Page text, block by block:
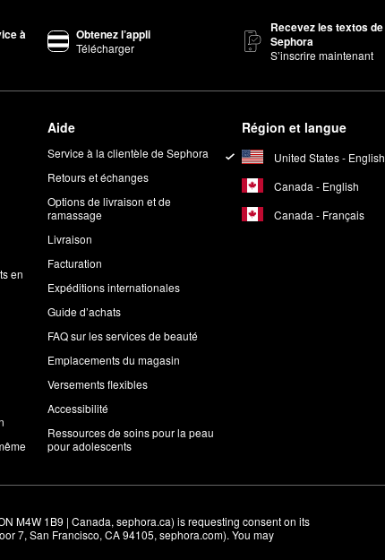
à
Obtenez l’appli
Télécharger
Recevez les textos de
Sephora
S’inscrire maintenant
en
Aide
Service à la clientèle de Sephora
Retours et échanges
Options de livraison et de
ramassage
Livraison
Facturation
Expéditions internationales
Guide d’achats
FAQ sur les services de beauté
Emplacements du magasin
Versements flexibles
Accessibilité
Ressources de soins pour la peau
pour adolescents
Région et langue
United States - English
Canada - English
Canada - Français
M4W 1B9 | Canada, sephora.ca) is requesting consent on its
7, San Francisco, CA 94105, sephora.com). You may